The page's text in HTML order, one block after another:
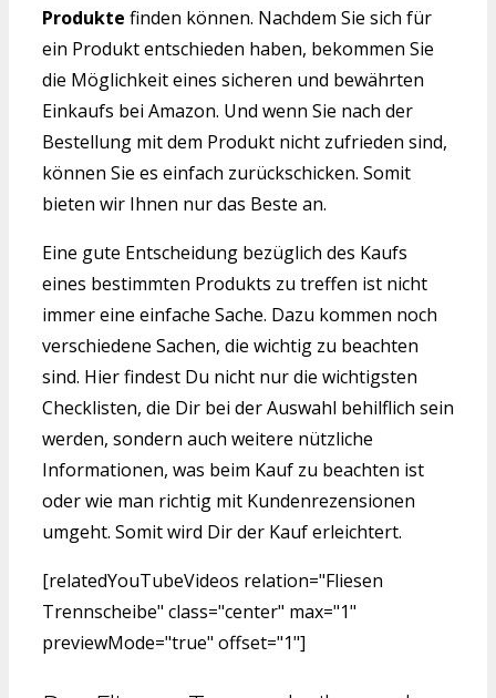
Produkte finden können. Nachdem Sie sich für
ein Produkt entschieden haben, bekommen Sie
die Möglichkeit eines sicheren und bewährten
Einkaufs bei Amazon. Und wenn Sie nach der
Bestellung mit dem Produkt nicht zufrieden sind,
können Sie es einfach zurückschicken. Somit
bieten wir Ihnen nur das Beste an.
Eine gute Entscheidung bezüglich des Kaufs
eines bestimmten Produkts zu treffen ist nicht
immer eine einfache Sache. Dazu kommen noch
verschiedene Sachen, die wichtig zu beachten
sind. Hier findest Du nicht nur die wichtigsten
Checklisten, die Dir bei der Auswahl behilflich sein
werden, sondern auch weitere nützliche
Informationen, was beim Kauf zu beachten ist
oder wie man richtig mit Kundenrezensionen
umgeht. Somit wird Dir der Kauf erleichtert.
[relatedYouTubeVideos relation="Fliesen
Trennscheibe" class="center" max="1"
previewMode="true" offset="1"]